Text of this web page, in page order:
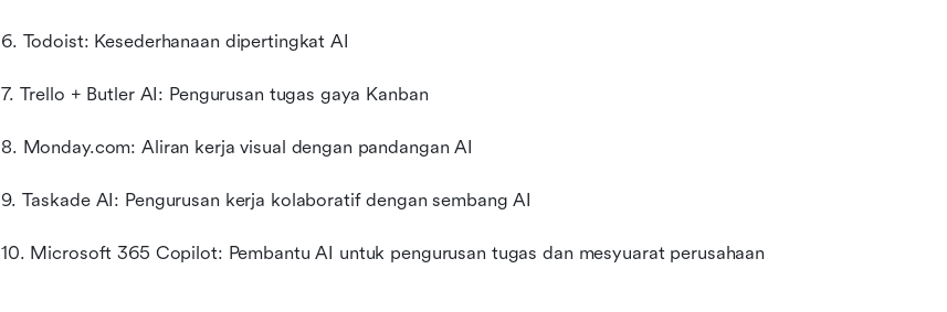
6. Todoist: Kesederhanaan dipertingkat AI
7. Trello + Butler AI: Pengurusan tugas gaya Kanban
8. Monday.com: Aliran kerja visual dengan pandangan AI
9. Taskade AI: Pengurusan kerja kolaboratif dengan sembang AI
10. Microsoft 365 Copilot: Pembantu AI untuk pengurusan tugas dan mesyuarat perusahaan